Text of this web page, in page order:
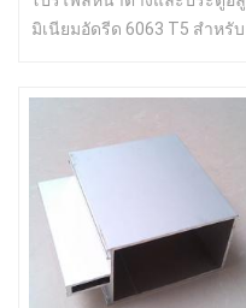
มิเนียมอัดรีด 6063 T5 สำหรับ